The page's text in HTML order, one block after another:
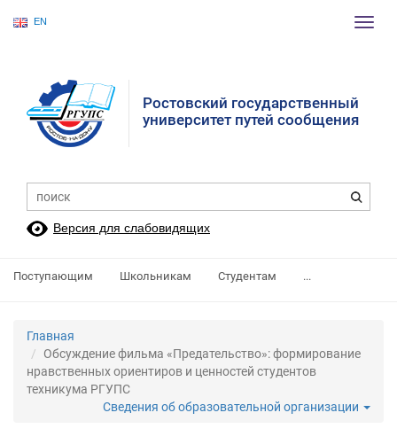
EN
Ростовский государственный
университет путей сообщения
Версия для слабовидящих
Поступающим Школьникам Студентам ...
Главная
Обсуждение фильма «Предательство»: формирование
нравственных ориентиров и ценностей студентов
техникума РГУПС
Сведения об образовательной организации